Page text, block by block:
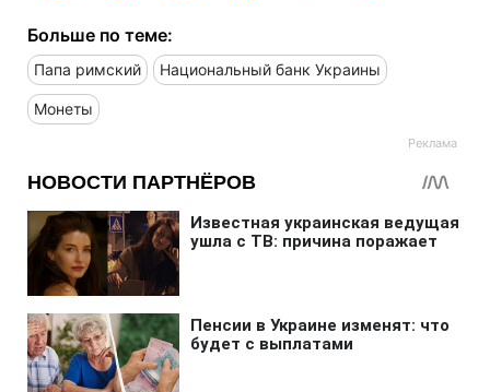
Больше по теме:
Папа римский Национальный банк Украины
Монеты